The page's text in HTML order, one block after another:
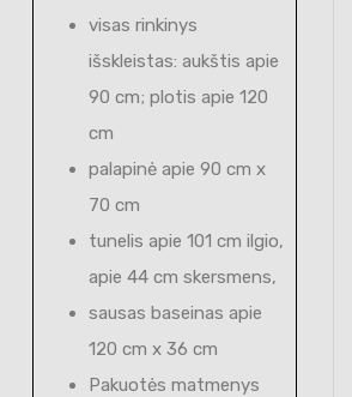
visas rinkinys
išskleistas: aukštis apie
90 cm; plotis apie 120
cm
palapinė apie 90 cm x
70 cm
tunelis apie 101 cm ilgio,
apie 44 cm skersmens,
sausas baseinas apie
120 cm x 36 cm
Pakuotės matmenys